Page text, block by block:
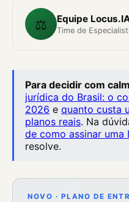
⚖️ Equipe
Time de
Para decidir com
jurídica do Brasil: o
2026 e quanto custa
planos reais. Na
de como assinar uma
resolve.
NOVO · PLANO DE